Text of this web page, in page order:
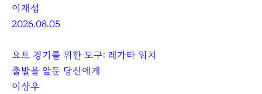
이재섭
2026.08.05
요트 경기를 위한 도구: 레가타 워치
출발을 앞둔 당신에게
이상우